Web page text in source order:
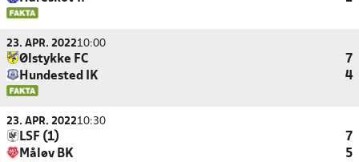
23. APR. 202210:00
Ølstykke FC
7
Hundested IK
4
23. APR. 202210:30
LSF (1)
7
Måløv BK
5